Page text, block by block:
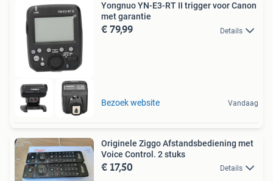
Yongnuo YN-E3-RT II trigger voor Canon
met garantie
€ 79,99 Details
Bezoek website Vandaag
Originele Ziggo Afstandsbediening met
Voice Control. 2 stuks
€ 17,50 Details